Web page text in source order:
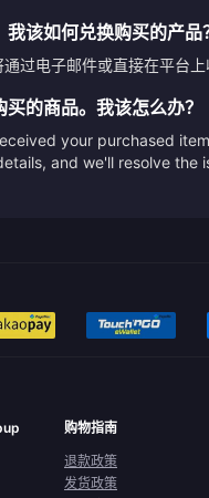
该如何兑换购买的产品
过电子邮件或直接在平台
的商品。我该怎么办？
your purchased
and we'll resolve the
购物指南
退款政策
发货政策